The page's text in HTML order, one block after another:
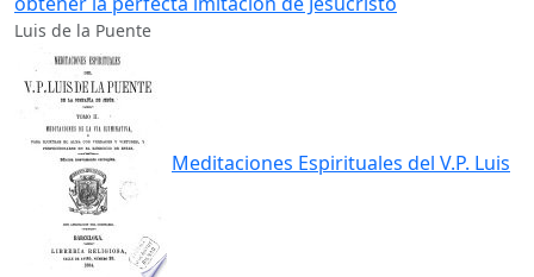
Luis de la Puente
Meditaciones Espirituales del V.P. Luis